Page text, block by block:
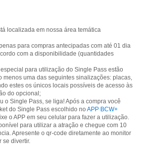
localizada em nossa área temática
para compras antecipadas com até 01 dia
com a disponibilidade (quantidades
para utilização do Single Pass estão
menos uma das seguintes sinalizações: placas,
estes os únicos locais possíveis de acesso às
do opcional;
o Single Pass, se liga! Após a compra você
do Single Pass escolhido no APP BCW+
o APP em seu celular para fazer a utilização.
para utilizar a atração e chegue com 10
Apresente o qr-code diretamente ao monitor
se divertir.